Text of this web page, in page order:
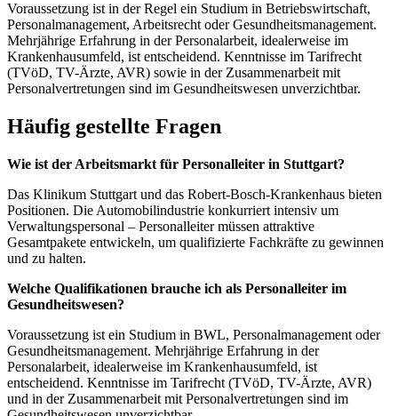
Voraussetzung ist in der Regel ein Studium in Betriebswirtschaft,
Personalmanagement, Arbeitsrecht oder Gesundheitsmanagement.
Mehrjährige Erfahrung in der Personalarbeit, idealerweise im
Krankenhausumfeld, ist entscheidend. Kenntnisse im Tarifrecht
(TVöD, TV-Ärzte, AVR) sowie in der Zusammenarbeit mit
Personalvertretungen sind im Gesundheitswesen unverzichtbar.
Häufig gestellte Fragen
Wie ist der Arbeitsmarkt für Personalleiter in Stuttgart?
Das Klinikum Stuttgart und das Robert-Bosch-Krankenhaus bieten
Positionen. Die Automobilindustrie konkurriert intensiv um
Verwaltungspersonal – Personalleiter müssen attraktive
Gesamtpakete entwickeln, um qualifizierte Fachkräfte zu gewinnen
und zu halten.
Welche Qualifikationen brauche ich als Personalleiter im
Gesundheitswesen?
Voraussetzung ist ein Studium in BWL, Personalmanagement oder
Gesundheitsmanagement. Mehrjährige Erfahrung in der
Personalarbeit, idealerweise im Krankenhausumfeld, ist
entscheidend. Kenntnisse im Tarifrecht (TVöD, TV-Ärzte, AVR)
und in der Zusammenarbeit mit Personalvertretungen sind im